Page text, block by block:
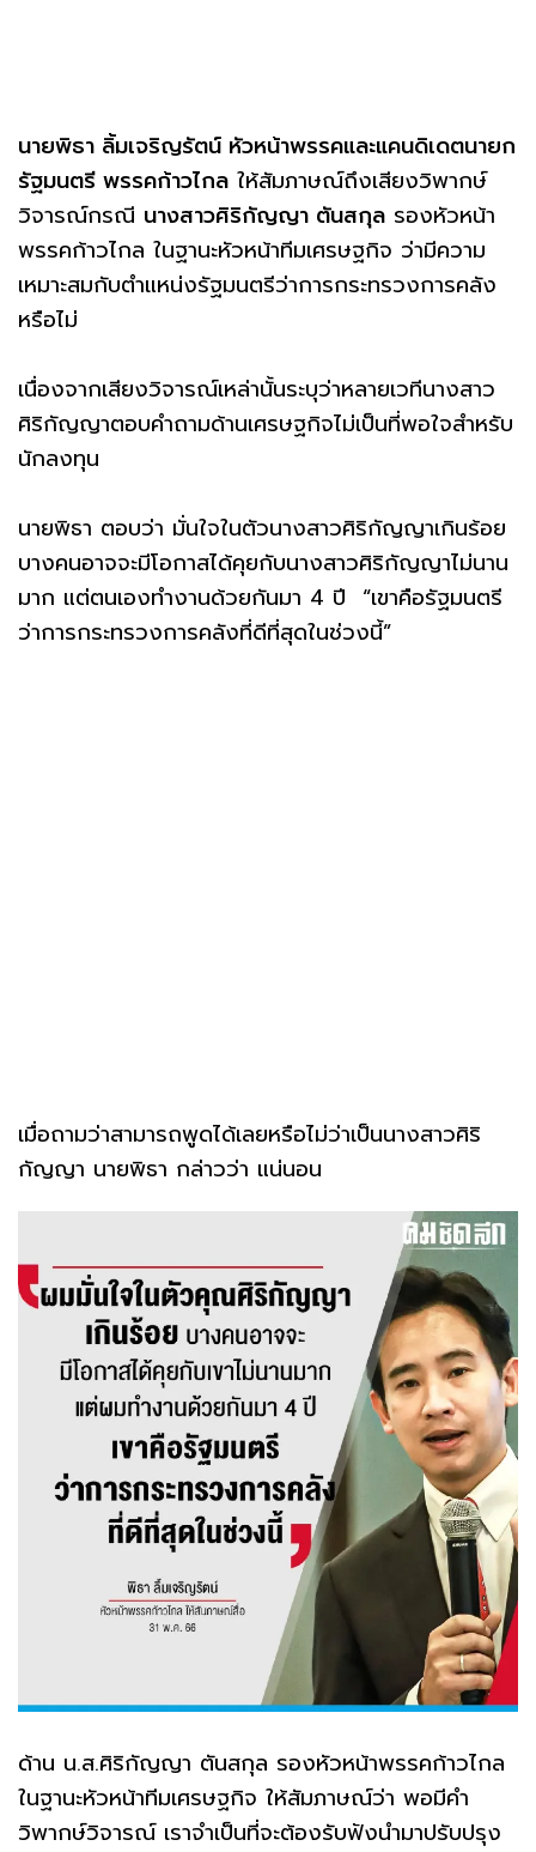
นายพิธา ลิ้มเจริญรัตน์ หัวหน้าพรรคและแคนดิเดตนายก
รัฐมนตรี พรรคก้าวไกล ให้สัมภาษณ์ถึงเสียงวิพากษ์
วิจารณ์กรณี นางสาวศิริกัญญา ตันสกุล รองหัวหน้า
พรรคก้าวไกล ในฐานะหัวหน้าทีมเศรษฐกิจ ว่ามีความ
เหมาะสมกับตำแหน่งรัฐมนตรีว่าการกระทรวงการคลัง
หรือไม่
เนื่องจากเสียงวิจารณ์เหล่านั้นระบุว่าหลายเวทีนางสาว
ศิริกัญญาตอบคำถามด้านเศรษฐกิจไม่เป็นที่พอใจสำหรับ
นักลงทุน
นายพิธา ตอบว่า มั่นใจในตัวนางสาวศิริกัญญาเกินร้อย
บางคนอาจจะมีโอกาสได้คุยกับนางสาวศิริกัญญาไม่นาน
มาก แต่ตนเองทำงานด้วยกันมา 4 ปี “เขาคือรัฐมนตรี
ว่าการกระทรวงการคลังที่ดีที่สุดในช่วงนี้”
เมื่อถามว่าสามารถพูดได้เลยหรือไม่ว่าเป็นนางสาวศิริ
กัญญา นายพิธา กล่าวว่า แน่นอน
ด้าน น.ส.ศิริกัญญา ตันสกุล รองหัวหน้าพรรคก้าวไกล
ในฐานะหัวหน้าทีมเศรษฐกิจ ให้สัมภาษณ์ว่า พอมีคำ
วิพากษ์วิจารณ์ เราจำเป็นที่จะต้องรับฟังนำมาปรับปรุง